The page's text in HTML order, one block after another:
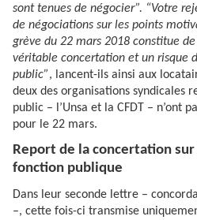
sont tenues de négocier”. “Votre
de négociations sur les points
grève du 22 mars 2018 constitue
véritable concertation et un risque
public”, lancent-ils ainsi aux
deux des organisations syndicales
public – l’Unsa et la CFDT – n’ont
pour le 22 mars.
Report de la concertation
fonction publique
Dans leur seconde lettre –
–, cette fois-ci transmise